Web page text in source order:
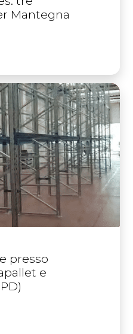
Mantegna
presso
e